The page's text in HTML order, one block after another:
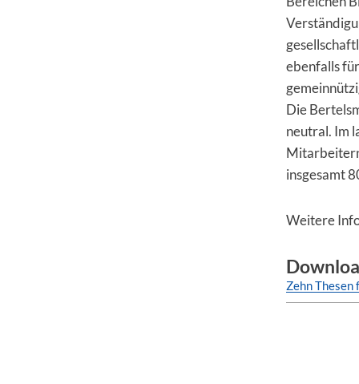
ebenfalls
Die
neutral. Im
insgesamt
Weitere
Zehn